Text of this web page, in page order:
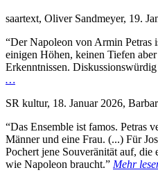
saartext, Oliver Sandmeyer, 19.
“Der Napoleon von Armin Petras
einigen Höhen, keinen Tiefen
Erkenntnissen.
…
SR kultur, 18. Januar 2026,
“Das Ensemble ist famos. Petras
Männer und eine Frau. (...) Für
Pochert jene Souveränität auf,
wie Napoleon braucht.” Mehr